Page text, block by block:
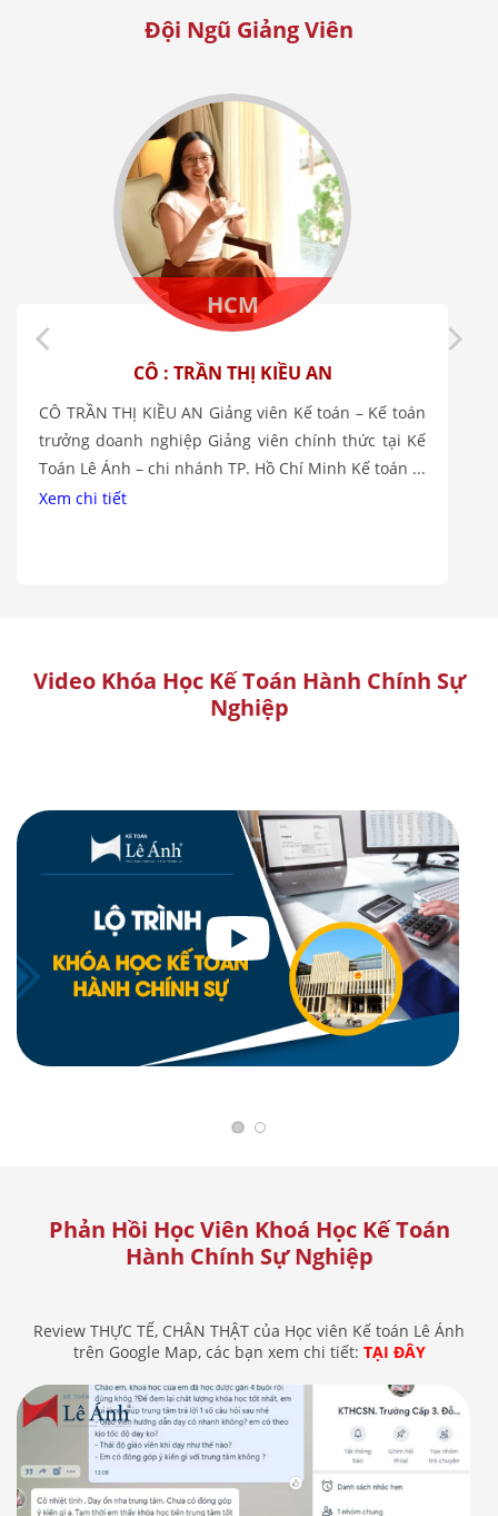
Đội Ngũ Giảng Viên
HCM
CÔ : TRẦN THỊ KIỀU AN
CÔ TRẦN THỊ KIỀU AN Giảng viên Kế toán – Kế toán
trưởng doanh nghiệp Giảng viên chính thức tại Kế
Toán Lê Ánh – chi nhánh TP. Hồ Chí Minh Kế toán ...
Xem chi tiết
Video Khóa Học Kế Toán Hành Chính Sự
Nghiệp
Phản Hồi Học Viên Khoá Học Kế Toán
Hành Chính Sự Nghiệp
Review THỰC TẾ, CHÂN THẬT của Học viên Kế toán Lê Ánh
trên Google Map, các bạn xem chi tiết: TẠI ĐÂY